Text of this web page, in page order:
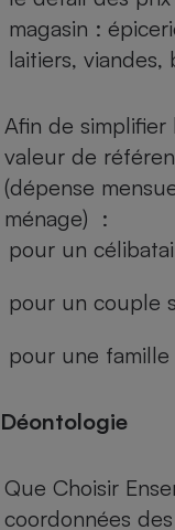
magasin :
laitiers, viandes,
Afin de simplifier
valeur de
(dépense
ménage) :
pour un
pour un couple
pour une
Déontologie
Que Choisir
coordonnées